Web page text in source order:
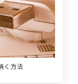
く方法